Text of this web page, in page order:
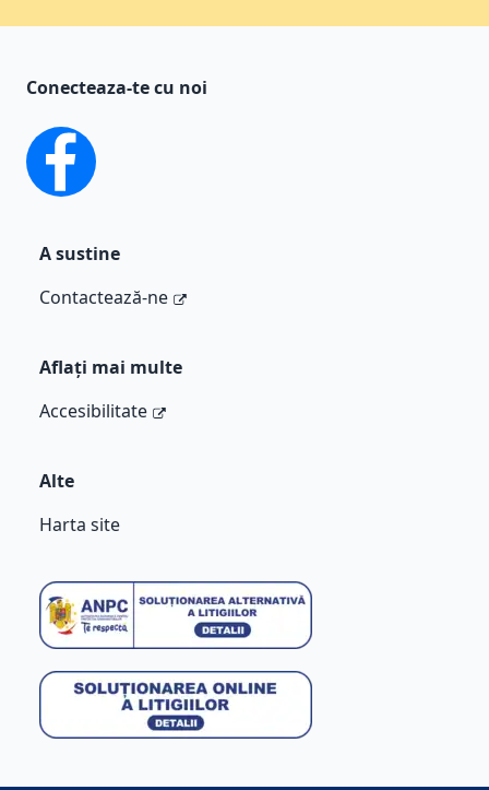
Conecteaza-te cu noi
facebook
A sustine
Contactează-ne
Aflați mai multe
Accesibilitate
Alte
Harta site